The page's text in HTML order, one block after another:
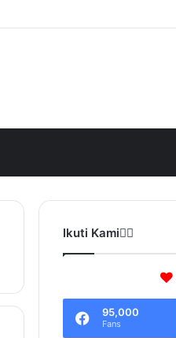
Ikuti Kami❤️‍🔥
95,000
Fans